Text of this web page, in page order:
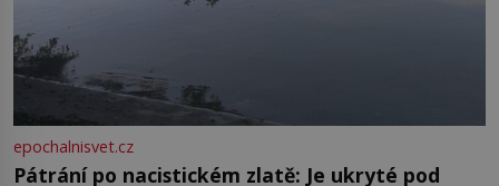
epochalnisvet.cz
Pátrání po nacistickém zlatě: Je ukryté pod